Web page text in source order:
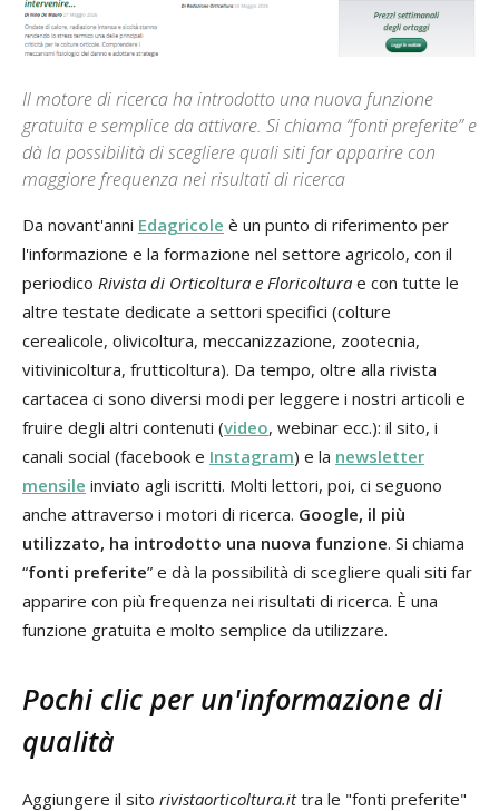
Il motore di ricerca ha introdotto una nuova funzione
gratuita e semplice da attivare. Si chiama “fonti preferite” e
dà la possibilità di scegliere quali siti far apparire con
maggiore frequenza nei risultati di ricerca
Da novant'anni Edagricole è un punto di riferimento per
l'informazione e la formazione nel settore agricolo, con il
periodico Rivista di Orticoltura e Floricoltura e con tutte le
altre testate dedicate a settori specifici (colture
cerealicole, olivicoltura, meccanizzazione, zootecnia,
vitivinicoltura, frutticoltura). Da tempo, oltre alla rivista
cartacea ci sono diversi modi per leggere i nostri articoli e
fruire degli altri contenuti (video, webinar ecc.): il sito, i
canali social (facebook e Instagram) e la newsletter
mensile inviato agli iscritti. Molti lettori, poi, ci seguono
anche attraverso i motori di ricerca. Google, il più
utilizzato, ha introdotto una nuova funzione. Si chiama
“fonti preferite” e dà la possibilità di scegliere quali siti far
apparire con più frequenza nei risultati di ricerca. È una
funzione gratuita e molto semplice da utilizzare.
Pochi clic per un'informazione di
qualità
Aggiungere il sito rivistaorticoltura.ittra le "fonti preferite"